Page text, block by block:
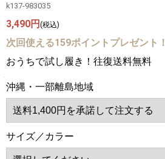
k137-983035
3,490円 (税込)
次回使える159ポイントプレゼント！
おうちで試し履き！往復送料無料
沖縄・一部離島地域
サイズ／カラー